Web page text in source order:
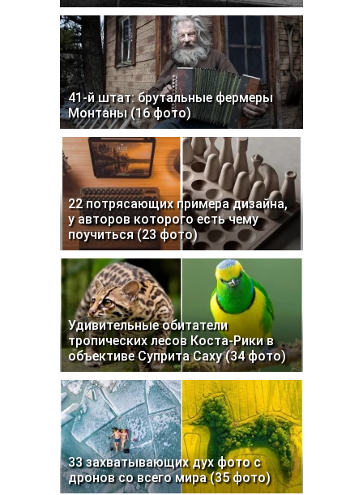
41-й штат: брутальные фермеры
Монтаны (16 фото)
22 потрясающих примера дизайна,
у авторов которого есть чему
поучиться (23 фото)
Удивительные обитатели
тропических лесов Коста-Рики в
объективе Суприта Саху (34 фото)
33 захватывающих дух фото с
дронов со всего мира (35 фото)